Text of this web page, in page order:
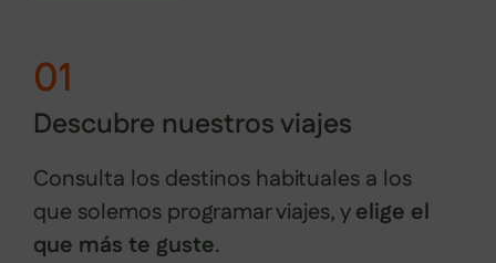
01
Descubre nuestros viajes
Consulta los destinos habituales a los
que solemos programar viajes, yelige el
que más te guste.